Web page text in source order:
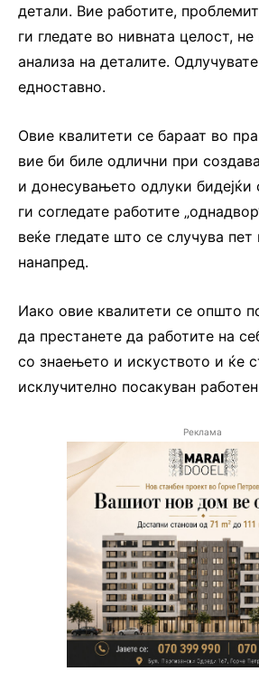
детали. Вие работите,
ги гледате во нивната целост, не
анализа на деталите.
едноставно.
Овие квалитети се бараат во
вие би биле одлични при
и донесувањето одлуки бидејќи
ги согледате работите
веќе гледате што се случува
нанапред.
Иако овие квалитети се општо
да престанете да работите на
со знаењето и искуството и ќе
исклучително посакуван работен
Реклама